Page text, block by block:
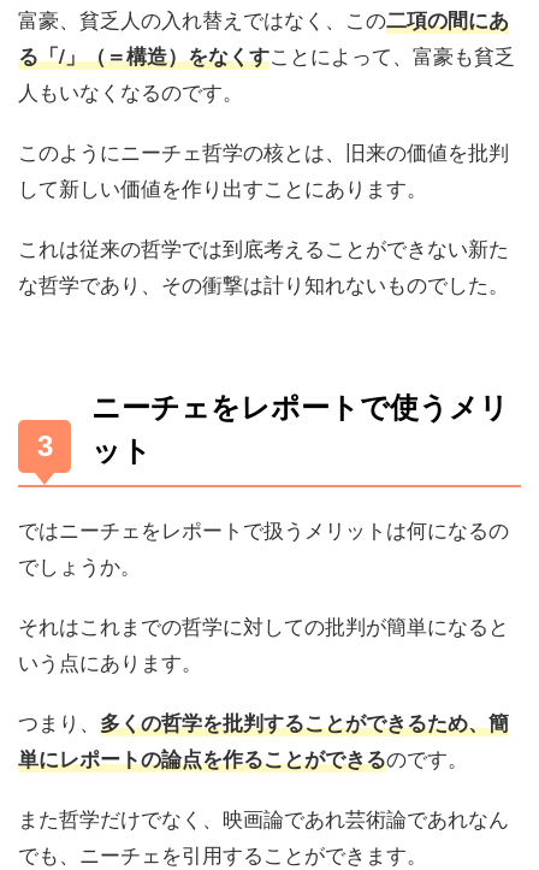
富豪、貧乏人の入れ替えではなく、この二項の間にあ
る「/」（＝構造）をなくすことによって、富豪も貧乏
人もいなくなるのです。
このようにニーチェ哲学の核とは、旧来の価値を批判
して新しい価値を作り出すことにあります。
これは従来の哲学では到底考えることができない新た
な哲学であり、その衝撃は計り知れないものでした。
ニーチェをレポートで使うメリ
ット
ではニーチェをレポートで扱うメリットは何になるの
でしょうか。
それはこれまでの哲学に対しての批判が簡単になると
いう点にあります。
つまり、 多くの哲学を批判することができるため、簡
単にレポートの論点を作ることができるのです。
また哲学だけでなく、映画論であれ芸術論であれなん
でも、ニーチェを引用することができます。